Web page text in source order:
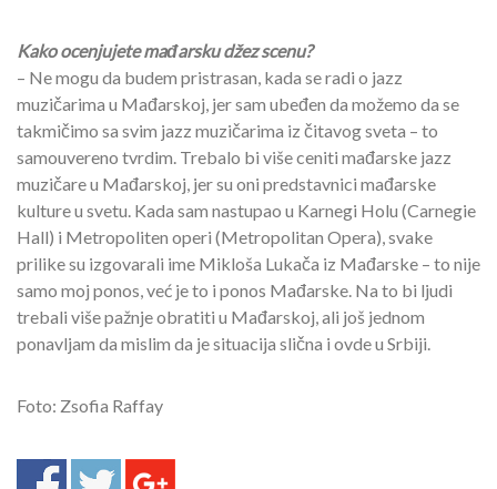
Kako ocenjujete mađarsku džez scenu?
– Ne mogu da budem pristrasan, kada se radi o jazz
muzičarima u Mađarskoj, jer sam ubeđen da možemo da se
takmičimo sa svim jazz muzičarima iz čitavog sveta – to
samouvereno tvrdim. Trebalo bi više ceniti mađarske jazz
muzičare u Mađarskoj, jer su oni predstavnici mađarske
kulture u svetu. Kada sam nastupao u Karnegi Holu (Carnegie
Hall) i Metropoliten operi (Metropolitan Opera), svake
prilike su izgovarali ime Mikloša Lukača iz Mađarske – to nije
samo moj ponos, već je to i ponos Mađarske. Na to bi ljudi
trebali više pažnje obratiti u Mađarskoj, ali još jednom
ponavljam da mislim da je situacija slična i ovde u Srbiji.
Foto: Zsofia Raffay